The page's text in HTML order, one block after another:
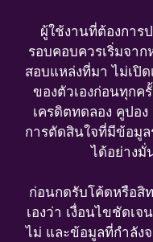
ผู้ใช้งานที่ต้องการ
รอบคอบควรเริ่มจา
สอบแหล่งที่มา ไม่เปิ
ของตัวเองก่อนทุกค
เครดิตทดลอง คูปอ
การตัดสินใจที่มีข้อมู
ได้อย่างมั่
ก่อนกดรับโค้ดหรือสิ
เองว่า เงื่อนไขชัดเ
ไม่ และข้อมูลที่กำลัง